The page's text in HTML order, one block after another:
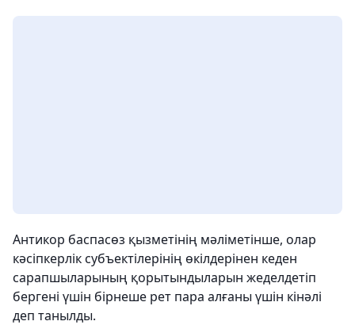
Антикор баспасөз қызметінің мәліметінше, олар
кәсіпкерлік субъектілерінің өкілдерінен кеден
сарапшыларының қорытындыларын жеделдетіп
бергені үшін бірнеше рет пара алғаны үшін кінәлі
деп танылды.